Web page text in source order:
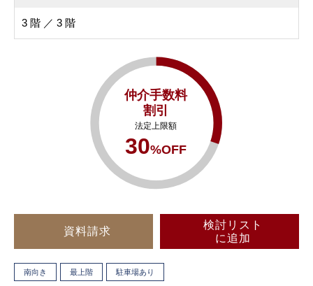
3 階 ／ 3 階
仲介手数料
割引
法定上限額
30%OFF
資料請求
検討リスト
に追加
南向き 最上階 駐車場あり